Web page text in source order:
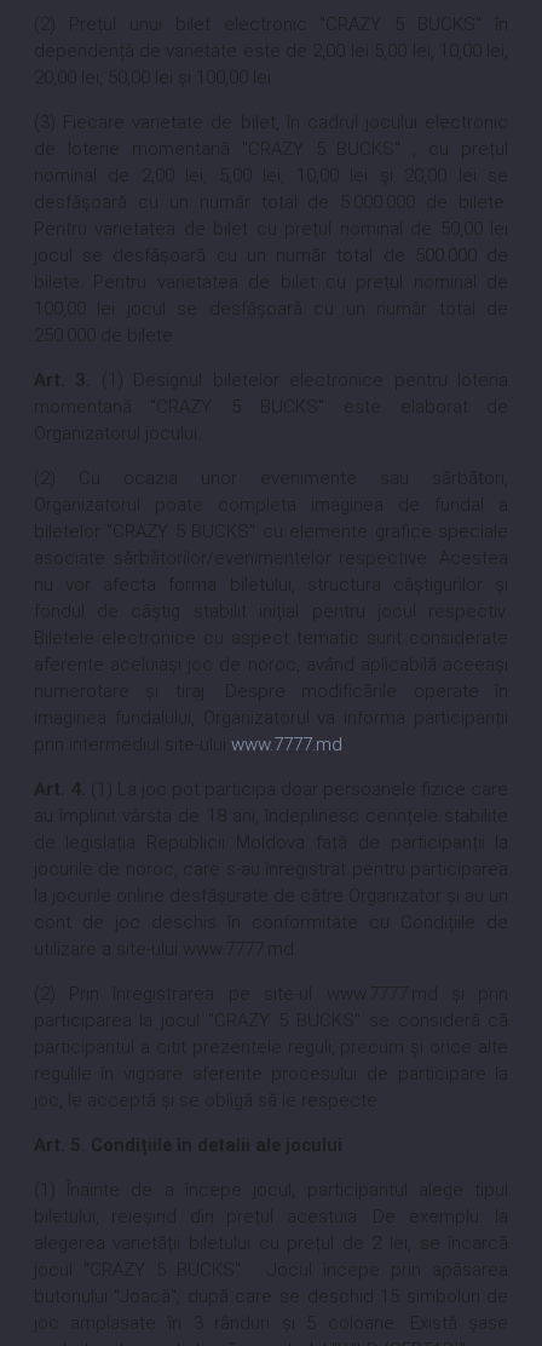
(2) Prețul unui bilet electronic "CRAZY 5 BUCKS" în
dependență de varietate este de 2,00 lei 5,00 lei, 10,00 lei,
20,00 lei, 50,00 lei și 100,00 lei.
(3) Fiecare varietate de bilet, în cadrul jocului electronic
de loterie momentană "CRAZY 5 BUCKS" , cu prețul
nominal de 2,00 lei, 5,00 lei, 10,00 lei și 20,00 lei se
desfășoară cu un număr total de 5.000.000 de bilete.
Pentru varietatea de bilet cu prețul nominal de 50,00 lei
jocul se desfășoară cu un număr total de 500.000 de
bilete. Pentru varietatea de bilet cu prețul nominal de
100,00 lei jocul se desfășoară cu un număr total de
250.000 de bilete.
Art. 3.
(1) Designul biletelor electronice pentru loteria
momentană "CRAZY 5 BUCKS" este elaborat de
Organizatorul jocului.
(2) Cu ocazia unor evenimente sau sărbători,
Organizatorul poate completa imaginea de fundal a
biletelor "CRAZY 5 BUCKS" cu elemente grafice speciale
asociate sărbătorilor/evenimentelor respective. Acestea
nu vor afecta forma biletului, structura câștigurilor și
fondul de câștig stabilit inițial pentru jocul respectiv.
Biletele electronice cu aspect tematic sunt considerate
aferente aceluiași joc de noroc, având aplicabilă aceeași
numerotare și tiraj. Despre modificările operate în
imaginea fundalului, Organizatorul va informa participanții
prin intermediul site-ului www.7777.md
Art. 4. (1) La joc pot participa doar persoanele fizice care
au împlinit vârsta de 18 ani, îndeplinesc cerințele stabilite
de legislația Republicii Moldova față de participanții la
jocurile de noroc, care s-au înregistrat pentru participarea
la jocurile online desfășurate de către Organizator și au un
cont de joc deschis în conformitate cu Condițiile de
utilizare a site-ului www.7777.md.
(2) Prin înregistrarea pe site-ul www.7777.md și prin
participarea la jocul "CRAZY 5 BUCKS" se consideră că
participantul a citit prezentele reguli, precum și orice alte
regulile în vigoare aferente procesului de participare la
joc, le acceptă și se obligă să le respecte.
Art. 5. Condițiile în detalii ale jocului
(1) Înainte de a începe jocul, participantul alege tipul
biletului, reieșind din prețul acestuia. De exemplu: la
alegerea varietății biletului cu prețul de 2 lei, se încarcă
jocul "CRAZY 5 BUCKS" . Jocul începe prin apăsarea
butonului "Joacă", după care se deschid 15 simboluri de
joc amplasate în 3 rânduri și 5 coloane. Există șase